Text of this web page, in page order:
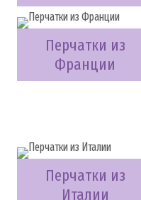
Перчатки из
Франции
Перчатки из
Италии